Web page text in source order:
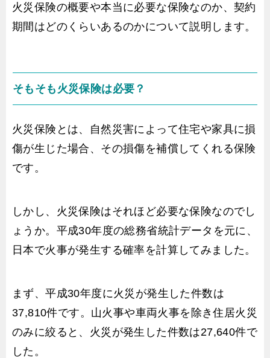
火災保険の概要や本当に必要な保険なのか、契約
期間はどのくらいあるのかについて説明します。
そもそも火災保険は必要？
火災保険とは、自然災害によって住宅や家具に損
傷が生じた場合、その損傷を補償してくれる保険
です。
しかし、火災保険はそれほど必要な保険なのでし
ょうか。平成30年度の総務省統計データを元に、
日本で火事が発生する確率を計算してみました。
まず、平成30年度に火災が発生した件数は
37,810件です。山火事や車両火事を除き住居火災
のみに絞ると、火災が発生した件数は27,640件で
した。